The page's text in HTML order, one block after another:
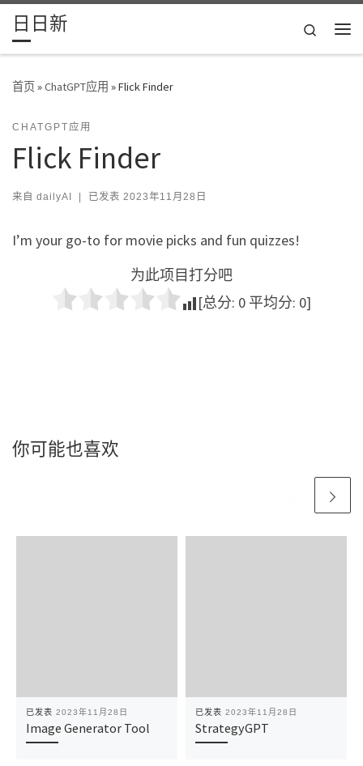
Skip to content
日日新
Search
首页»ChatGPT应用 »Flick Finder
CHATGPT应用
Flick Finder
来自 dailyAI | 已发表 2023年11月28日
I’m your go-to for movie picks and fun quizzes!
为此项目打分吧
[总分: 0 平均分: 0]
你可能也喜欢
已发表 2023年11月28日
Image Generator Tool
已发表 2023年11月28日
StrategyGPT